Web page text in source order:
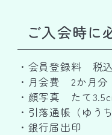
ご入会時に
・会員登録料 税
・月会費 2か月分
・顔写真 たて
・引落通帳（ゆう
・銀行届出印